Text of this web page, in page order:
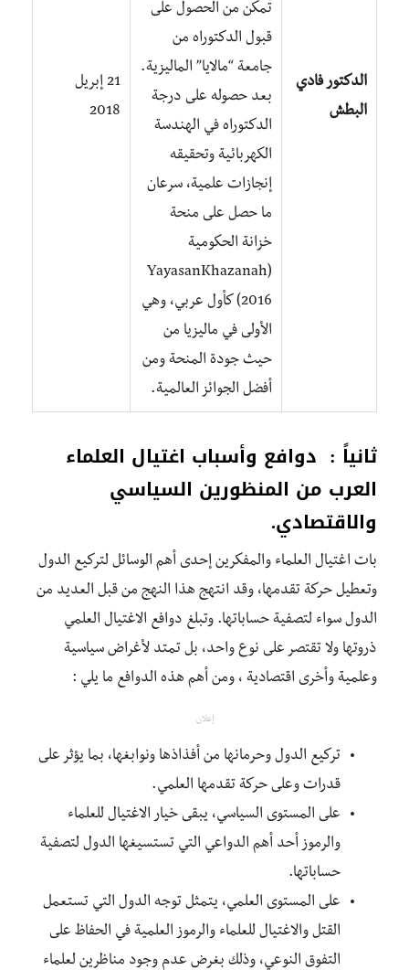
الدكتور فادي
البطش
تمكن من الحصول على
قبول الدكتوراه من
جامعة “مالايا” الماليزية.
بعد حصوله على درجة
الدكتوراه في الهندسة
الكهربائية وتحقيقه
إنجازات علمية، سرعان
ما حصل على منحة
خزانة الحكومية
(YayasanKhazanah
2016) كأول عربي، وهي
الأولى في ماليزيا من
حيث جودة المنحة ومن
أفضل الجوائز العالمية.
21 إبريل
2018
ثانياً : دوافع وأسباب اغتيال العلماء
العرب من المنظورين السياسي
والاقتصادي.
بات اغتيال العلماء والمفكرين إحدى أهم الوسائل لتركيع الدول
وتعطيل حركة تقدمها، وقد انتهج هذا النهج من قبل العديد من
الدول سواء لتصفية حساباتها. وتبلغ دوافع الاغتيال العلمي
ذروتها ولا تقتصر على نوع واحد، بل تمتد لأغراض سياسية
وعلمية وأخرى اقتصادية ، ومن أهم هذه الدوافع ما يلي :
إعلان
تركيع الدول وحرمانها من أفذاذها ونوابغها، بما يؤثر على
قدرات وعلى حركة تقدمها العلمي.
على المستوى السياسي، يبقى خيار الاغتيال للعلماء
والرموز أحد أهم الدواعي التي تستسيغها الدول لتصفية
حساباتها.
على المستوى العلمي، يتمثل توجه الدول التي تستعمل
القتل والاغتيال للعلماء والرموز العلمية في الحفاظ على
التفوق النوعي، وذلك بغرض عدم وجود مناظرين لعلماء